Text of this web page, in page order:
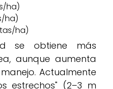
ha)
ha)
ha)
se obtiene más
aunque aumenta
Actualmente
estrechos" (2–3 m